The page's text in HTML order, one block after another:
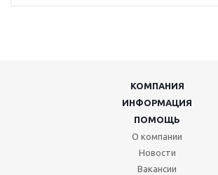
КОМПАНИЯ
ИНФОРМАЦИЯ
ПОМОЩЬ
О компании
Новости
Вакансии